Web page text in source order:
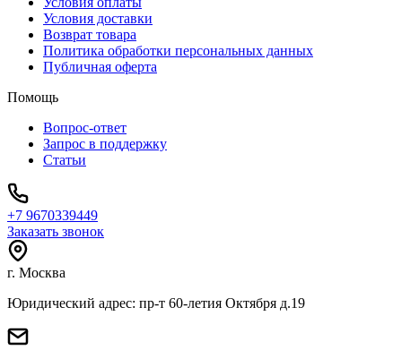
Условия доставки
Возврат товара
Политика обработки персональных данных
Публичная оферта
Помощь
Вопрос-ответ
Запрос в поддержку
Статьи
+7 9670339449
Заказать звонок
г. Москва
Юридический адрес: пр-т 60-летия Октября д.19